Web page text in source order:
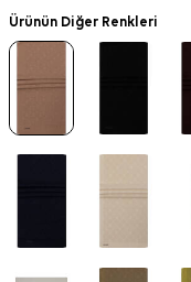
Ürünün Diğer Renkleri